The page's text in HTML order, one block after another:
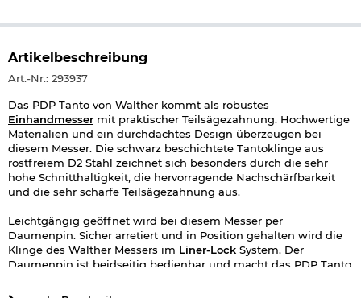
Artikelbeschreibung
Art.-Nr.: 293937
Das PDP Tanto von Walther kommt als robustes
Einhandmesser mit praktischer Teilsägezahnung. Hochwertige
Materialien und ein durchdachtes Design überzeugen bei
diesem Messer. Die schwarz beschichtete Tantoklinge aus
rostfreiem D2 Stahl zeichnet sich besonders durch die sehr
hohe Schnitthaltigkeit, die hervorragende Nachschärfbarkeit
und die sehr scharfe Teilsägezahnung aus.
Leichtgängig geöffnet wird bei diesem Messer per
Daumenpin. Sicher arretiert und in Position gehalten wird die
Klinge des Walther Messers im Liner-Lock System. Der
Daumenpin ist beidseitig bedienbar und macht das PDP Tanto